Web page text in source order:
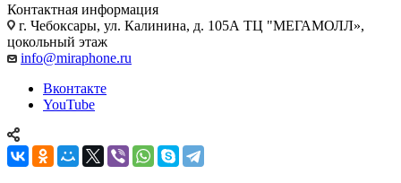
Контактная информация
г. Чебоксары, ул. Калинина, д. 105А ТЦ "МЕГАМОЛЛ»,
цокольный этаж
info@miraphone.ru
Вконтакте
YouTube